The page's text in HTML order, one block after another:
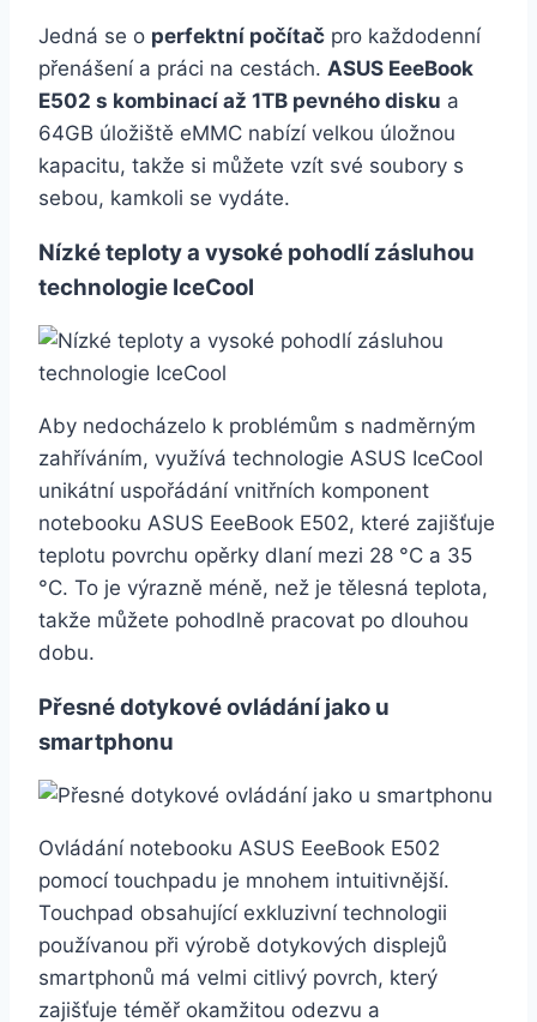
Jedná se o perfektní počítač pro každodenní
přenášení a práci na cestách. ASUS EeeBook
E502 s kombinací až 1TB pevného disku a
64GB úložiště eMMC nabízí velkou úložnou
kapacitu, takže si můžete vzít své soubory s
sebou, kamkoli se vydáte.
Nízké teploty a vysoké pohodlí zásluhou
technologie IceCool
Aby nedocházelo k problémům s nadměrným
zahříváním, využívá technologie ASUS IceCool
unikátní uspořádání vnitřních komponent
notebooku ASUS EeeBook E502, které zajišťuje
teplotu povrchu opěrky dlaní mezi 28 °C a 35
°C. To je výrazně méně, než je tělesná teplota,
takže můžete pohodlně pracovat po dlouhou
dobu.
Přesné dotykové ovládání jako u
smartphonu
Ovládání notebooku ASUS EeeBook E502
pomocí touchpadu je mnohem intuitivnější.
Touchpad obsahující exkluzivní technologii
používanou při výrobě dotykových displejů
smartphonů má velmi citlivý povrch, který
zajišťuje téměř okamžitou odezvu a